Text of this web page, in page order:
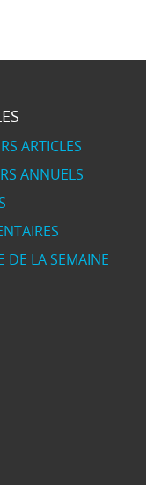
ARTICLES
ANNUELS
DE LA SEMAINE